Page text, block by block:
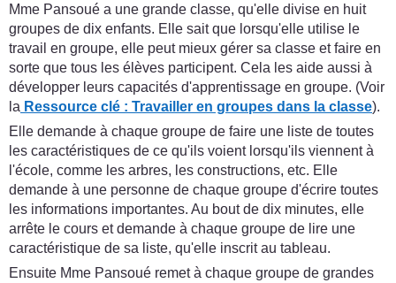
Mme Pansoué a une grande classe, qu'elle divise en huit
groupes de dix enfants. Elle sait que lorsqu'elle utilise le
travail en groupe, elle peut mieux gérer sa classe et faire en
sorte que tous les élèves participent. Cela les aide aussi à
développer leurs capacités d'apprentissage en groupe. (Voir
la Ressource clé : Travailler en groupes dans la classe).
Elle demande à chaque groupe de faire une liste de toutes
les caractéristiques de ce qu'ils voient lorsqu'ils viennent à
l'école, comme les arbres, les constructions, etc. Elle
demande à une personne de chaque groupe d'écrire toutes
les informations importantes. Au bout de dix minutes, elle
arrête le cours et demande à chaque groupe de lire une
caractéristique de sa liste, qu'elle inscrit au tableau.
Ensuite Mme Pansoué remet à chaque groupe de grandes